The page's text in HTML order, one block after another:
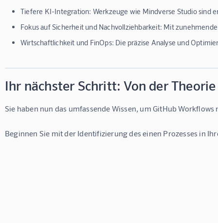
Tiefere KI-Integration: Werkzeuge wie Mindverse Studio sind
Fokus auf Sicherheit und Nachvollziehbarkeit: Mit
Wirtschaftlichkeit und FinOps: Die präzise Analyse und
Ihr nächster Schritt: Von der
Sie haben nun das umfassende Wissen, um GitHub
Beginnen Sie mit der Identifizierung des einen Prozesses in